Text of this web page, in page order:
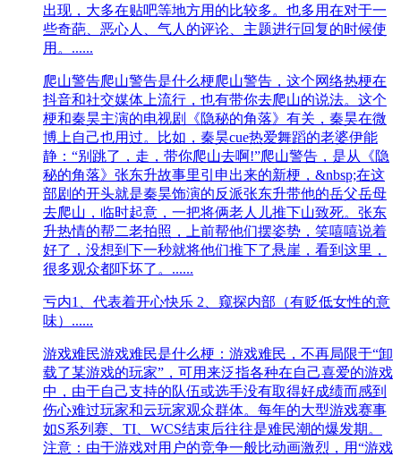
出现，大多在贴吧等地方用的比较多。也多用在对于一
些奇葩、恶心人、气人的评论、主题进行回复的时候使
用。......
爬山警告爬山警告是什么梗爬山警告，这个网络热梗在
抖音和社交媒体上流行，也有带你去爬山的说法。这个
梗和秦昊主演的电视剧《隐秘的角落》有关，秦昊在微
博上自己也用过。比如，秦昊cue热爱舞蹈的老婆伊能
静：“别跳了，走，带你爬山去啊!”爬山警告，是从《隐
秘的角落》张东升故事里引申出来的新梗，&nbsp;在这
部剧的开头就是秦昊饰演的反派张东升带他的岳父岳母
去爬山，临时起意，一把将俩老人儿推下山致死。张东
升热情的帮二老拍照，上前帮他们摆姿势，笑嘻嘻说着
好了，没想到下一秒就将他们推下了悬崖，看到这里，
很多观众都吓坏了。......
亏内1、代表着开心快乐 2、窥探内部（有贬低女性的意
味）......
游戏难民游戏难民是什么梗：游戏难民，不再局限于“卸
载了某游戏的玩家”，可用来泛指各种在自己喜爱的游戏
中，由于自己支持的队伍或选手没有取得好成绩而感到
伤心难过玩家和云玩家观众群体。每年的大型游戏赛事
如S系列赛、TI、WCS结束后往往是难民潮的爆发期。
注意：由于游戏对用户的竞争一般比动画激烈，用“游戏